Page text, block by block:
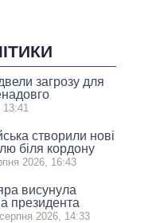
загрозу для
створили нові
біля кордону
2026, 16:43
висунула
президента
2026, 14:33